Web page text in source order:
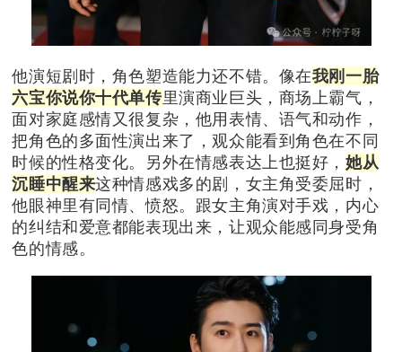
他演短剧时，角色塑造能力还不错。像在我刚一胎
六宝你说你十代单传里演商业巨头，商场上霸气，
面对家庭感情又很复杂，他用表情、语气和动作，
把角色的多面性演出来了，观众能看到角色在不同
时候的性格变化。另外在情感表达上也挺好， 她从
沉睡中醒来这种情感戏多的剧，女主角受委屈时，
他眼神里有同情、愤怒。跟女主角演对手戏，内心
的纠结和爱意都能表现出来，让观众能感同身受角
色的情感。